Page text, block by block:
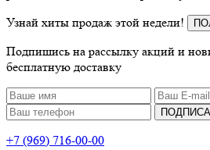
Узнай хиты продаж этой недели!
Подпишись на рассылку акций и
бесплатную доставку
+7 (969) 716-00-00